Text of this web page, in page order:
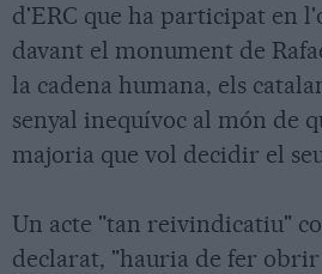
d'ERC que ha participat en
davant el monument de
la cadena humana, els
senyal inequívoc al món de
majoria que vol decidir el
Un acte "tan reivindicatiu"
declarat, "hauria de fer obrir